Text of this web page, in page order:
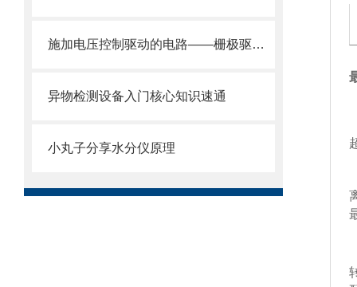
施加电压控制驱动的电路——栅极驱动器
异物检测设备入门核心知识速通
小丸子分享水分仪原理